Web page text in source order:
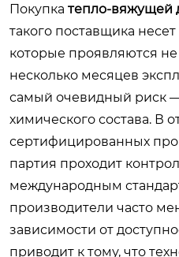
Покупка тепло-вяжущей
такого поставщика
которые проявляются не
несколько месяцев
самый очевидный риск
химического состава. В
сертифицированных
партия проходит
международным
производители часто
зависимости от
приводит к тому, что